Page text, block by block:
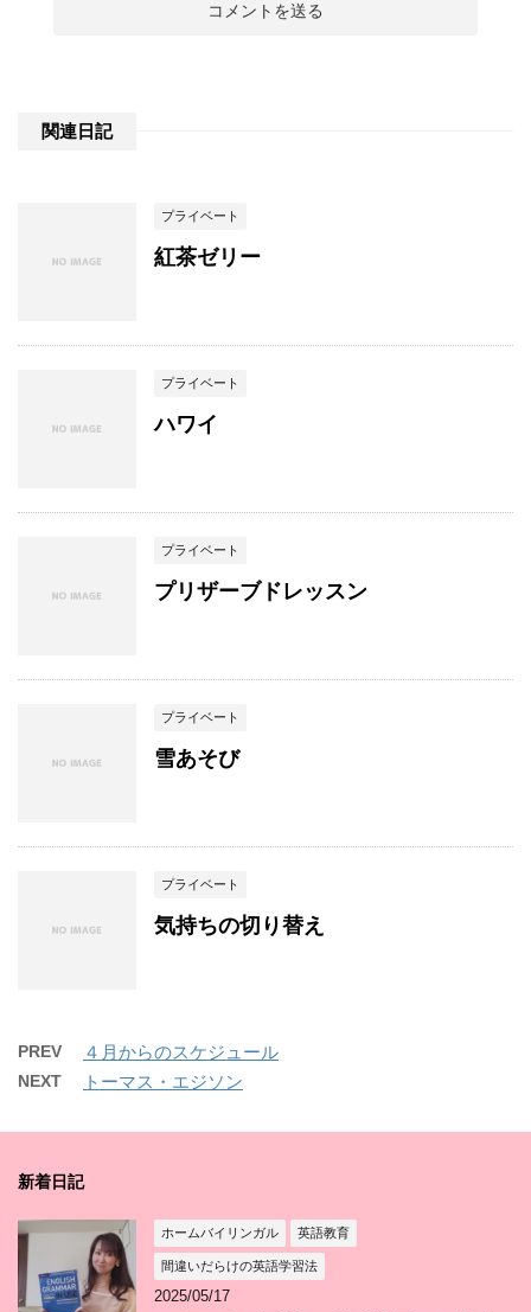
関連日記
プライベート
紅茶ゼリー
プライベート
ハワイ
プライベート
プリザーブドレッスン
プライベート
雪あそび
プライベート
気持ちの切り替え
PREV ４月からのスケジュール
NEXT トーマス・エジソン
新着日記
ホームバイリンガル 英語教育
間違いだらけの英語学習法
2025/05/17